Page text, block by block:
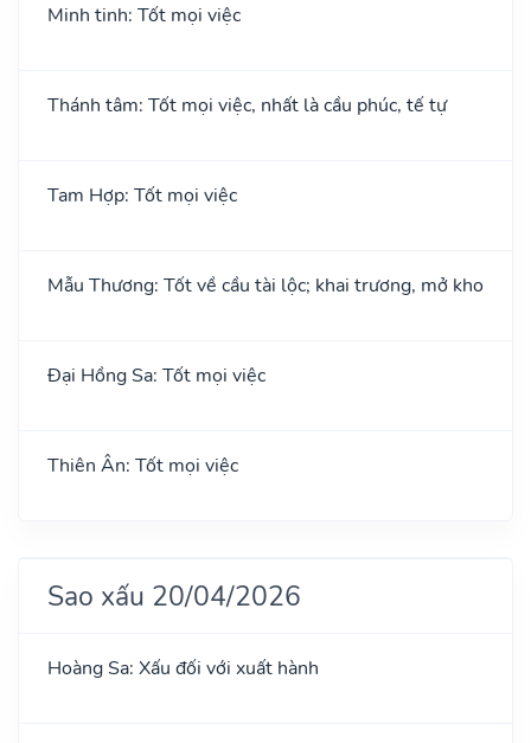
Minh tinh: Tốt mọi việc
Thánh tâm: Tốt mọi việc, nhất là cầu phúc, tế tự
Tam Hợp: Tốt mọi việc
Mẫu Thương: Tốt về cầu tài lộc; khai trương, mở kho
Đại Hồng Sa: Tốt mọi việc
Thiên Ân: Tốt mọi việc
Sao xấu 20/04/2026
Hoàng Sa: Xấu đối với xuất hành